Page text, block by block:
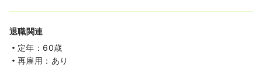
退職関連
定年：60歳
再雇用：あり